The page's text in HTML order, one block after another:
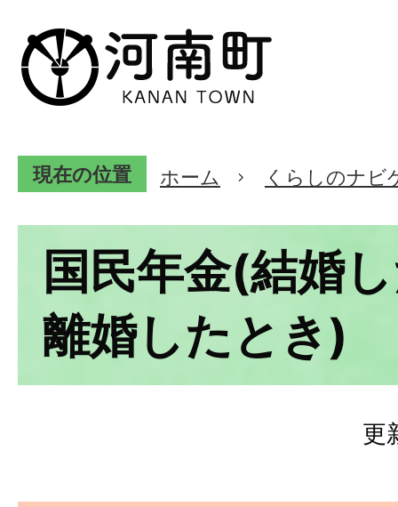
現在の位置 ホーム くらしのナビ
国民年金(結婚
離婚したとき)
更